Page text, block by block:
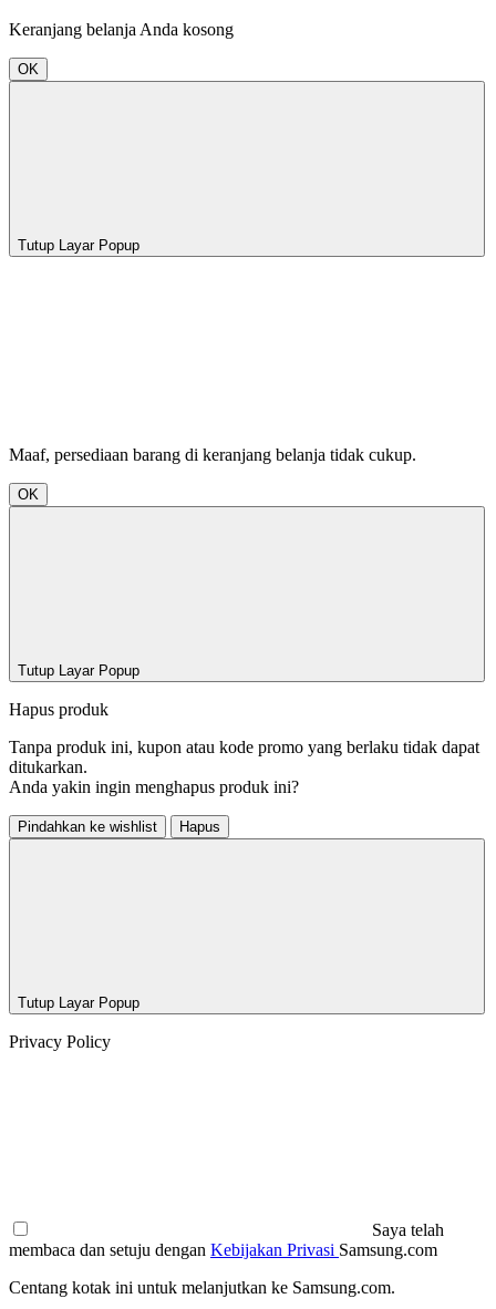
Keranjang belanja Anda kosong
OK
Tutup Layar Popup
Maaf, persediaan barang di keranjang belanja tidak cukup.
OK
Tutup Layar Popup
Hapus produk
Tanpa produk ini, kupon atau kode promo yang berlaku tidak dapat
ditukarkan.
Anda yakin ingin menghapus produk ini?
Pindahkan ke wishlist Hapus
Tutup Layar Popup
Privacy Policy
Saya telah
membaca dan setuju dengan Kebijakan Privasi Samsung.com
Centang kotak ini untuk melanjutkan ke Samsung.com.